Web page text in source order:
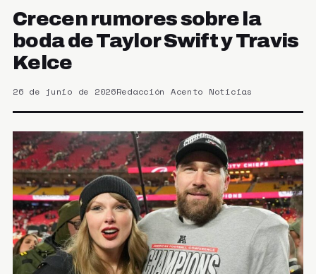
Crecen rumores sobre la
boda de Taylor Swift y Travis
Kelce
26 de junio de 2026Redacción Acento Noticias